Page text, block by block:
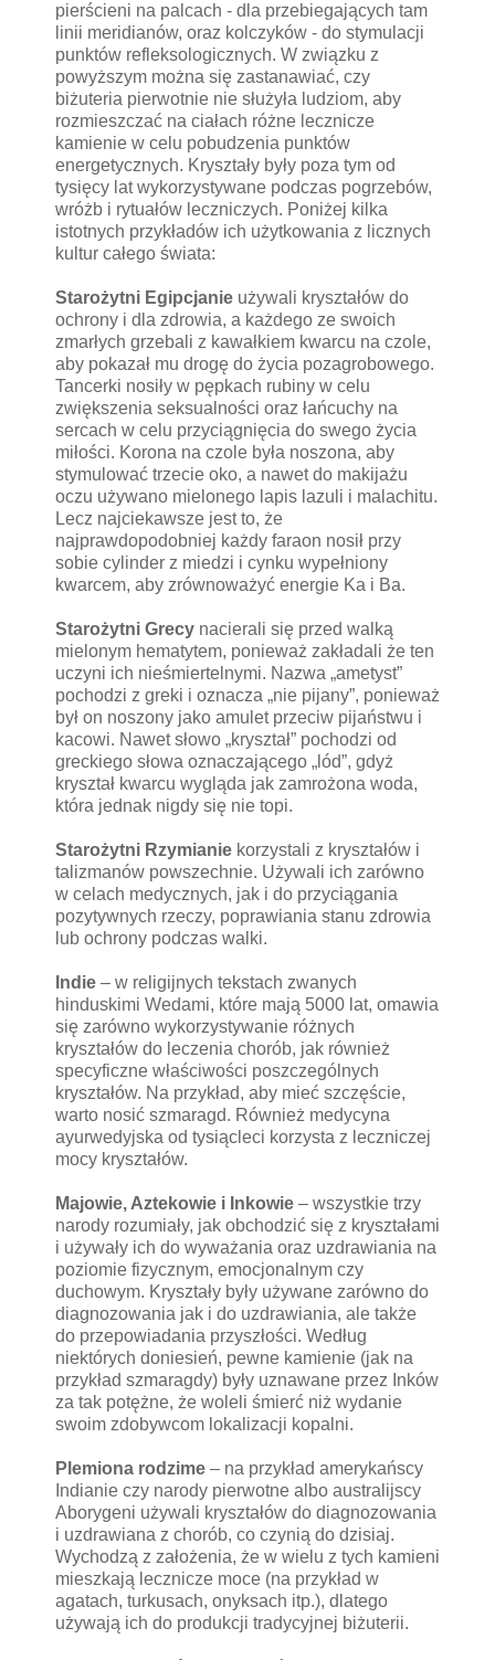
pierścieni na palcach - dla przebiegających tam
linii meridianów, oraz kolczyków - do stymulacji
punktów refleksologicznych. W związku z
powyższym można się zastanawiać, czy
biżuteria pierwotnie nie służyła ludziom, aby
rozmieszczać na ciałach różne lecznicze
kamienie w celu pobudzenia punktów
energetycznych. Kryształy były poza tym od
tysięcy lat wykorzystywane podczas pogrzebów,
wróżb i rytuałów leczniczych. Poniżej kilka
istotnych przykładów ich użytkowania z licznych
kultur całego świata:
Starożytni Egipcjanie używali kryształów do
ochrony i dla zdrowia, a każdego ze swoich
zmarłych grzebali z kawałkiem kwarcu na czole,
aby pokazał mu drogę do życia pozagrobowego.
Tancerki nosiły w pępkach rubiny w celu
zwiększenia seksualności oraz łańcuchy na
sercach w celu przyciągnięcia do swego życia
miłości. Korona na czole była noszona, aby
stymulować trzecie oko, a nawet do makijażu
oczu używano mielonego lapis lazuli i malachitu.
Lecz najciekawsze jest to, że
najprawdopodobniej każdy faraon nosił przy
sobie cylinder z miedzi i cynku wypełniony
kwarcem, aby zrównoważyć energie Ka i Ba.
Starożytni Grecy nacierali się przed walką
mielonym hematytem, ponieważ zakładali że ten
uczyni ich nieśmiertelnymi. Nazwa „ametyst”
pochodzi z greki i oznacza „nie pijany”, ponieważ
był on noszony jako amulet przeciw pijaństwu i
kacowi. Nawet słowo „kryształ” pochodzi od
greckiego słowa oznaczającego „lód”, gdyż
kryształ kwarcu wygląda jak zamrożona woda,
która jednak nigdy się nie topi.
Starożytni Rzymianie korzystali z kryształów i
talizmanów powszechnie. Używali ich zarówno
w celach medycznych, jak i do przyciągania
pozytywnych rzeczy, poprawiania stanu zdrowia
lub ochrony podczas walki.
Indie – w religijnych tekstach zwanych
hinduskimi Wedami, które mają 5000 lat, omawia
się zarówno wykorzystywanie różnych
kryształów do leczenia chorób, jak również
specyficzne właściwości poszczególnych
kryształów. Na przykład, aby mieć szczęście,
warto nosić szmaragd. Również medycyna
ayurwedyjska od tysiącleci korzysta z leczniczej
mocy kryształów.
Majowie, Aztekowie i Inkowie – wszystkie trzy
narody rozumiały, jak obchodzić się z kryształami
i używały ich do wyważania oraz uzdrawiania na
poziomie fizycznym, emocjonalnym czy
duchowym. Kryształy były używane zarówno do
diagnozowania jak i do uzdrawiania, ale także
do przepowiadania przyszłości. Według
niektórych doniesień, pewne kamienie (jak na
przykład szmaragdy) były uznawane przez Inków
za tak potężne, że woleli śmierć niż wydanie
swoim zdobywcom lokalizacji kopalni.
Plemiona rodzime – na przykład amerykańscy
Indianie czy narody pierwotne albo australijscy
Aborygeni używali kryształów do diagnozowania
i uzdrawiana z chorób, co czynią do dzisiaj.
Wychodzą z założenia, że w wielu z tych kamieni
mieszkają lecznicze moce (na przykład w
agatach, turkusach, onyksach itp.), dlatego
używają ich do produkcji tradycyjnej biżuterii.